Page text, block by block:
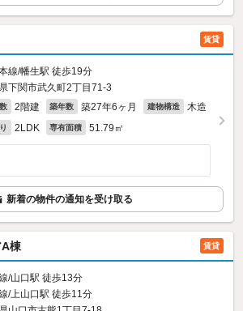
賃貸
線/幡生駅 徒歩19分
下関市武久町2丁目71-3
2階建 築年数 築27年6ヶ月 建物構造 木造
2LDK 専有面積 51.79㎡
新着の物件の通知を受け取る
棟 賃貸
/山口駅 徒歩13分
/上山口駅 徒歩11分